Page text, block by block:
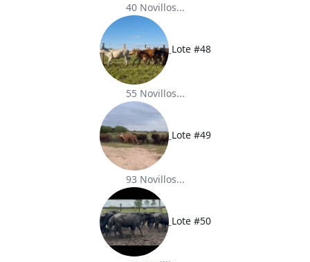
40 Novillos...
Lote #48
55 Novillos...
Lote #49
93 Novillos...
Lote #50